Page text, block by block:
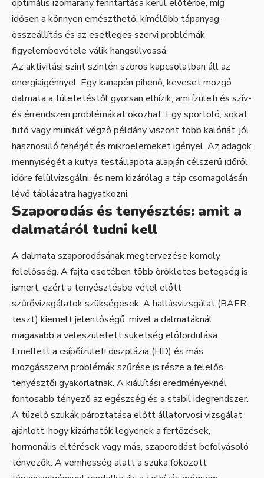
optimális izomarány fenntartása kerül előtérbe, míg
idősen a könnyen emészthető, kímélőbb tápanyag-
összeállítás és az esetleges szervi problémák
figyelembevétele válik hangsúlyossá.
Az aktivitási szint szintén szoros kapcsolatban áll az
energiaigénnyel. Egy kanapén pihenő, keveset mozgó
dalmata a túletetéstől gyorsan elhízik, ami ízületi és szív-
és érrendszeri problémákat okozhat. Egy sportoló, sokat
futó vagy munkát végző példány viszont több kalóriát, jól
hasznosuló fehérjét és mikroelemeket igényel. Az adagok
mennyiségét a kutya testállapota alapján célszerű időről
időre felülvizsgálni, és nem kizárólag a táp csomagolásán
lévő táblázatra hagyatkozni.
Szaporodás és tenyésztés: amit a
dalmatáról tudni kell
A dalmata szaporodásának megtervezése komoly
felelősség. A fajta esetében több örökletes betegség is
ismert, ezért a tenyésztésbe vétel előtt
szűrővizsgálatok szükségesek. A hallásvizsgálat (BAER-
teszt) kiemelt jelentőségű, mivel a dalmatáknál
magasabb a veleszületett süketség előfordulása.
Emellett a csípőízületi diszplázia (HD) és más
mozgásszervi problémák szűrése is része a felelős
tenyésztői gyakorlatnak. A kiállítási eredményeknél
fontosabb tényező az egészség és a stabil idegrendszer.
A tüzelő szukák pároztatása előtt állatorvosi vizsgálat
ajánlott, hogy kizárhatók legyenek a fertőzések,
hormonális eltérések vagy más, szaporodást befolyásoló
tényezők. A vemhesség alatt a szuka fokozott